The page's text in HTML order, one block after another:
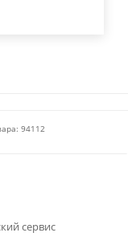
94112
сервис